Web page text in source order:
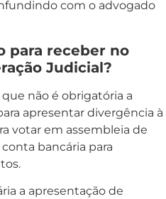
com o advogado
para receber no
Judicial?
que não é obrigatória a
apresentar divergência à
votar em assembleia de
bancária para
a apresentação de